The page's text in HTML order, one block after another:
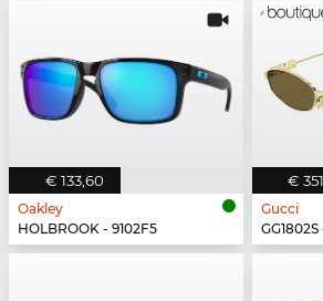
€ 133,60
Oakley
HOLBROOK - 9102F5
€
Gucci